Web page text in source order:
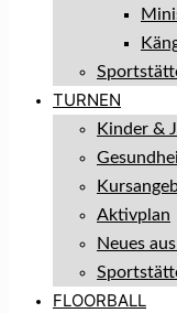
TURNEN
Kinder &
Aktivplan
Neues
FLOORBALL